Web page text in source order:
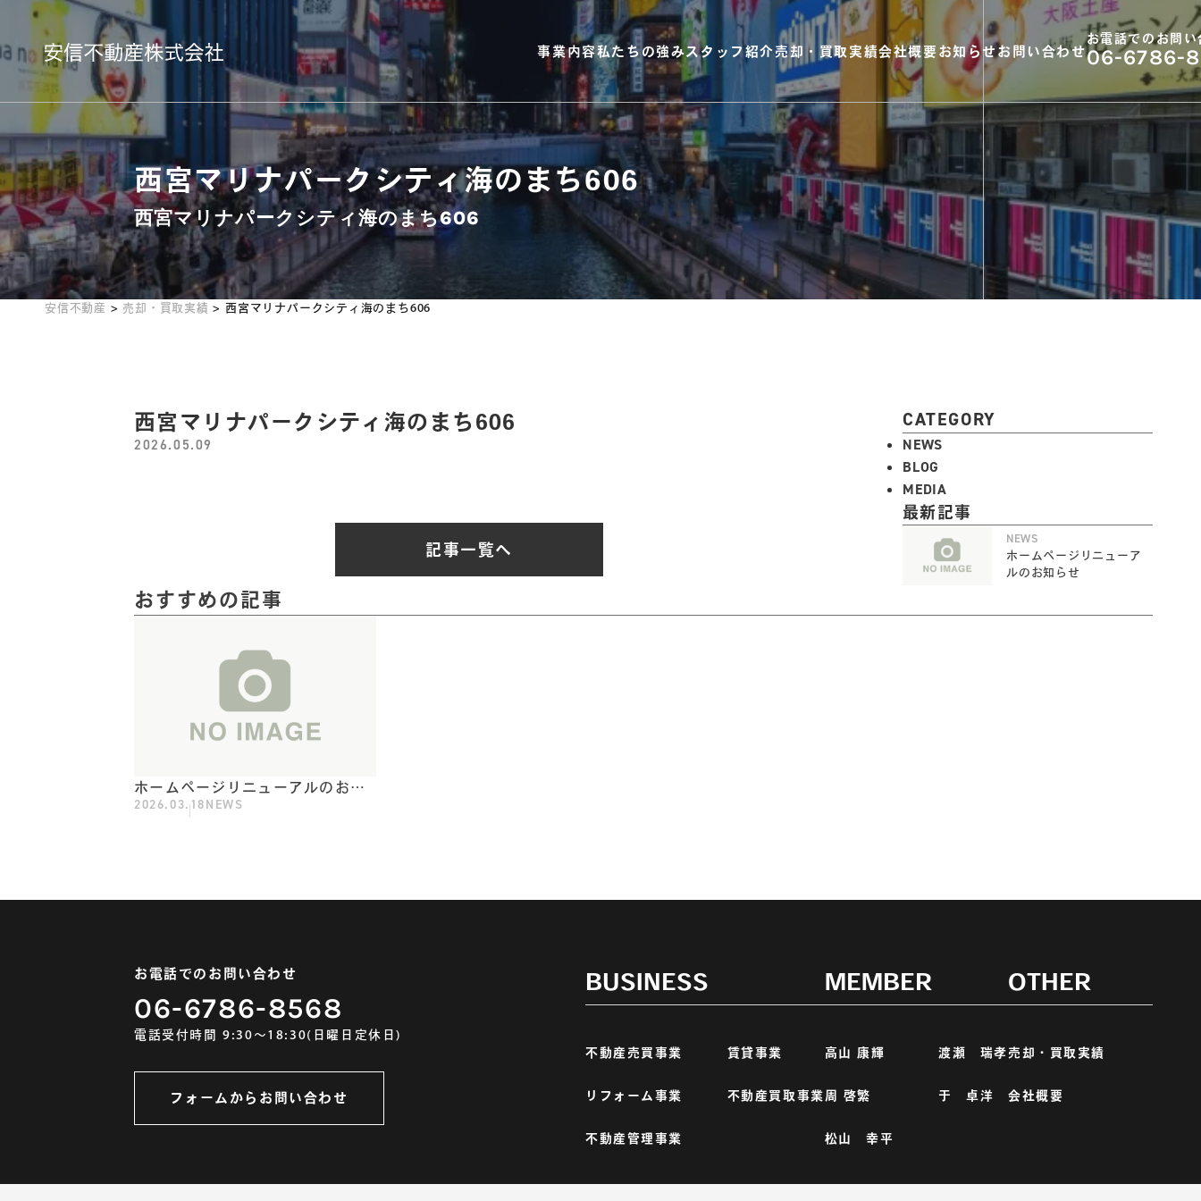
事業内容私たちの強み スタッフ紹介 売却・買取実績会社概要 お知らせお問い合わせ
お電話でのお問い
06-6786-
西宮マリナパークシティ海のまち606
西宮マリナパークシティ海のまち606
安信不動産 > 売却・買取実績 >西宮マリナパークシティ海のまち606
西宮マリナパークシティ海のまち606
2026.05.09
記事一覧へ
CATEGORY
NEWS
BLOG
MEDIA
最新記事
NEWS
ホームページリニューア
ルのお知らせ
おすすめの記事
ホームページリニューアルのお知
らせ
2026.03.18NEWS
お電話でのお問い合わせ
06-6786-8568
電話受付時間 9:30～18:30(日曜日定休日)
フォームからお問い合わせ
BUSINESS
不動産売買事業 賃貸事業
リフォーム事業 不動産買取事業
不動産管理事業
MEMBER
高山 康輝 渡瀬 瑞孝
周 啓繁 于 卓洋
松山 幸平
OTHER
売却・買取実績
会社概要